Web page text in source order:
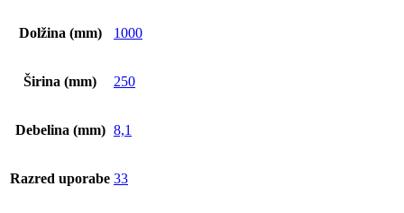
Dolžina (mm) 1000
Širina (mm) 250
Debelina (mm) 8,1
Razred uporabe 33